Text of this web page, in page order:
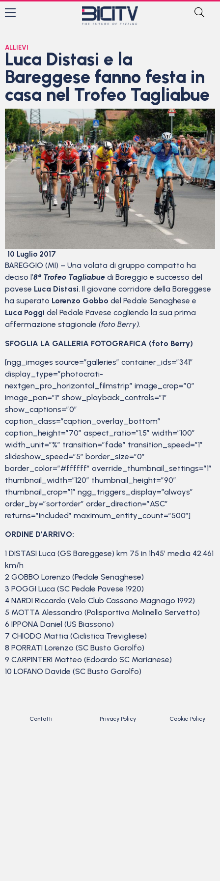
ALLIEVI
Luca Distasi e la
Bareggese fanno festa in
casa nel Trofeo Tagliabue
10 Luglio 2017
BAREGGIO (MI) – Una volata di gruppo compatto ha
deciso l’8° Trofeo Tagliabue di Bareggio e successo del
pavese Luca Distasi. Il giovane corridore della Bareggese
ha superato Lorenzo Gobbo del Pedale Senaghese e
Luca Poggi del Pedale Pavese cogliendo la sua prima
affermazione stagionale (foto Berry).
SFOGLIA LA GALLERIA FOTOGRAFICA (foto Berry)
[ngg_images source=”galleries” container_ids=”341″
display_type=”photocrati-
nextgen_pro_horizontal_filmstrip” image_crop=”0″
image_pan=”1″ show_playback_controls=”1″
show_captions=”0″
caption_class=”caption_overlay_bottom”
caption_height=”70″ aspect_ratio=”1.5″ width=”100″
width_unit=”%” transition=”fade” transition_speed=”1″
slideshow_speed=”5″ border_size=”0″
border_color=”#ffffff” override_thumbnail_settings=”1″
thumbnail_width=”120″ thumbnail_height=”90″
thumbnail_crop=”1″ ngg_triggers_display=”always”
order_by=”sortorder” order_direction=”ASC”
returns=”included” maximum_entity_count=”500″]
ORDINE D’ARRIVO:
1 DISTASI Luca (GS Bareggese) km 75 in 1h45′ media 42.461
km/h
2 GOBBO Lorenzo (Pedale Senaghese)
3 POGGI Luca (SC Pedale Pavese 1920)
4 NARDI Riccardo (Velo Club Cassano Magnago 1992)
5 MOTTA Alessandro (Polisportiva Molinello Servetto)
6 IPPONA Daniel (US Biassono)
7 CHIODO Mattia (Ciclistica Trevigliese)
8 PORRATI Lorenzo (SC Busto Garolfo)
9 CARPINTERI Matteo (Edoardo SC Marianese)
10 LOFANO Davide (SC Busto Garolfo)
Contatti Privacy Policy Cookie Policy